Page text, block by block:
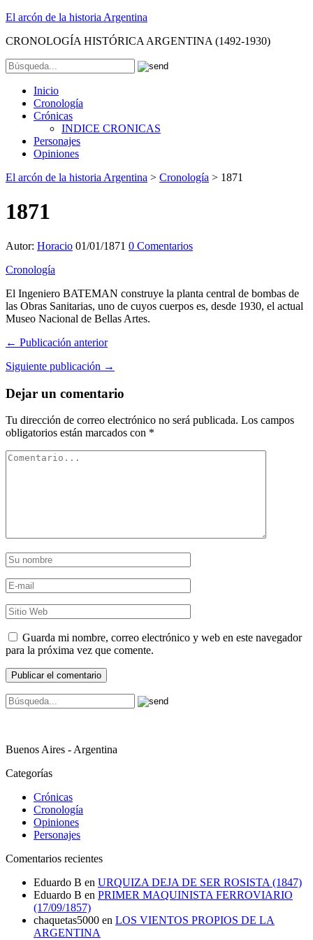
El arcón de la historia Argentina
CRONOLOGÍA HISTÓRICA ARGENTINA (1492-1930)
Inicio
Cronología
Crónicas
INDICE CRONICAS
Personajes
Opiniones
El arcón de la historia Argentina > Cronología > 1871
1871
Autor: Horacio 01/01/1871 0 Comentarios
Cronología
El Ingeniero BATEMAN construye la planta central de bombas de
las Obras Sanitarias, uno de cuyos cuerpos es, desde 1930, el actual
Museo Nacional de Bellas Artes.
← Publicación anterior
Siguiente publicación →
Dejar un comentario
Tu dirección de correo electrónico no será publicada. Los campos
obligatorios están marcados con *
Guarda mi nombre, correo electrónico y web en este navegador
para la próxima vez que comente.
Buenos Aires - Argentina
Categorías
Crónicas
Cronología
Opiniones
Personajes
Comentarios recientes
Eduardo B en URQUIZA DEJA DE SER ROSISTA (1847)
Eduardo B en PRIMER MAQUINISTA FERROVIARIO
(17/09/1857)
chaquetas5000 en LOS VIENTOS PROPIOS DE LA
ARGENTINA